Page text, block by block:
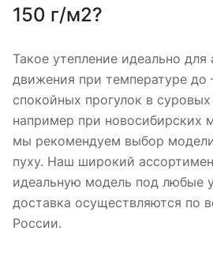
150 г/м2?
Такое утепление идеально для
движения при температуре до
спокойных прогулок в суровых
например при новосибирских
мы рекомендуем выбор
пуху. Наш широкий
идеальную модель под любые
доставка осуществляются по
России.